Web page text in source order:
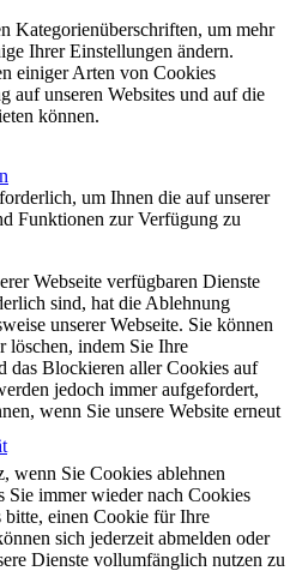
Kategorienüberschriften, um mehr
Ihrer Einstellungen ändern.
einiger Arten von Cookies
auf unseren Websites und auf die
können.
um Ihnen die auf unserer
Funktionen zur Verfügung zu
Webseite verfügbaren Dienste
sind, hat die Ablehnung
unserer Webseite. Sie können
löschen, indem Sie Ihre
das Blockieren aller Cookies auf
jedoch immer aufgefordert,
wenn Sie unsere Website erneut
wenn Sie Cookies ablehnen
Sie immer wieder nach Cookies
bitte, einen Cookie für Ihre
sich jederzeit abmelden oder
Dienste vollumfänglich nutzen zu